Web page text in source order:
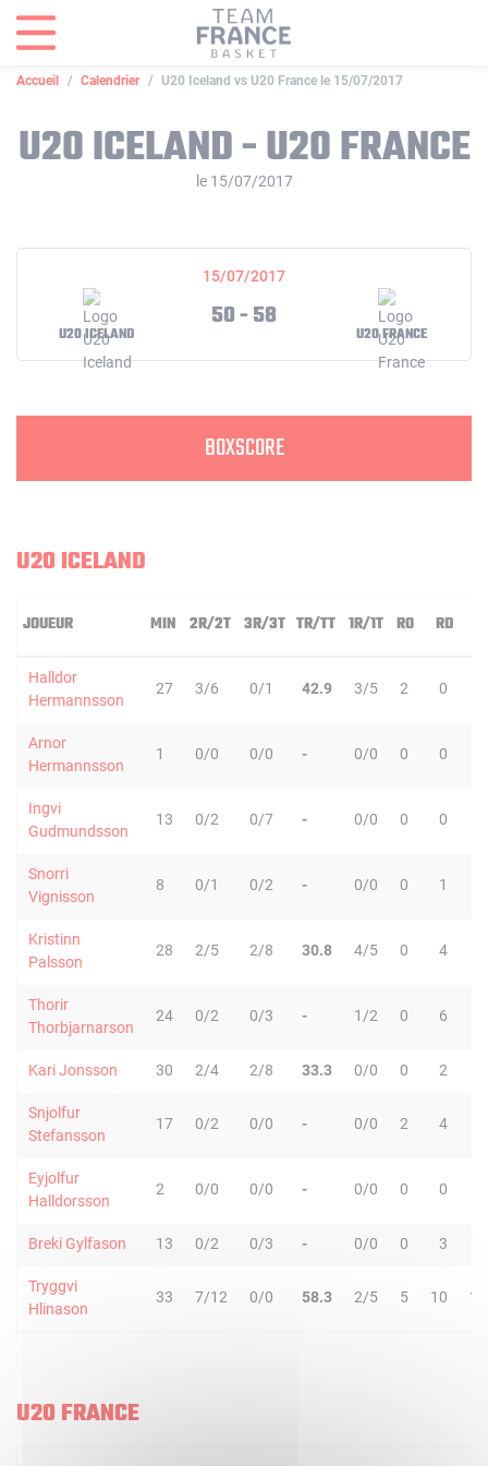
Accueil Calendrier U20 Iceland vs U20 France le 15/07/2017
U20 ICELAND - U20 FRANCE
le 15/07/2017
15/07/2017
U20 ICELAND
50 - 58
U20 FRANCE
BOXSCORE
U20 ICELAND
JOUEUR MIN 2R/2T 3R/3T TR/TT 1R/1T RO RD
Halldor
Hermannsson
27 3/6 0/1 42.9 3/5 2 0
Arnor
Hermannsson
1 0/0 0/0 - 0/0 0 0
Ingvi
Gudmundsson
13 0/2 0/7 - 0/0 0 0
Snorri
Vignisson
8 0/1 0/2 - 0/0 0 1
Kristinn
Palsson
28 2/5 2/8 30.8 4/5 0 4
Thorir
Thorbjarnarson
24 0/2 0/3 - 1/2 0 6
Kari Jonsson 30 2/4 2/8 33.3 0/0 0 2
Snjolfur
Stefansson
17 0/2 0/0 - 0/0 2 4
Eyjolfur
Halldorsson
2 0/0 0/0 - 0/0 0 0
Breki Gylfason 13 0/2 0/3 - 0/0 0 3
Tryggvi
Hlinason
33 7/12 0/0 58.3 2/5 5 10 15
U20 FRANCE
Panneau de gestion des cookies